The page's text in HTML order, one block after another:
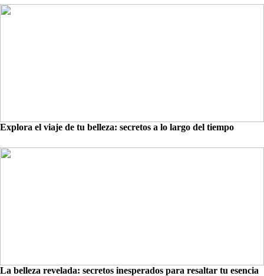
Explora el viaje de tu belleza: secretos a lo largo del tiempo
La belleza revelada: secretos inesperados para resaltar tu esencia